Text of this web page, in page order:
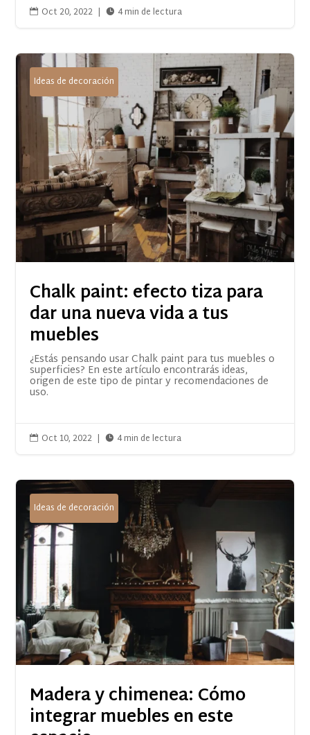
 Oct 20, 2022 |  4 min de lectura
Ideas de decoración
Chalk paint: efecto tiza para
dar una nueva vida a tus
muebles
¿Estás pensando usar Chalk paint para tus muebles o
superficies? En este artículo encontrarás ideas,
origen de este tipo de pintar y recomendaciones de
uso.
 Oct 10, 2022 |  4 min de lectura
Ideas de decoración
Madera y chimenea: Cómo
integrar muebles en este